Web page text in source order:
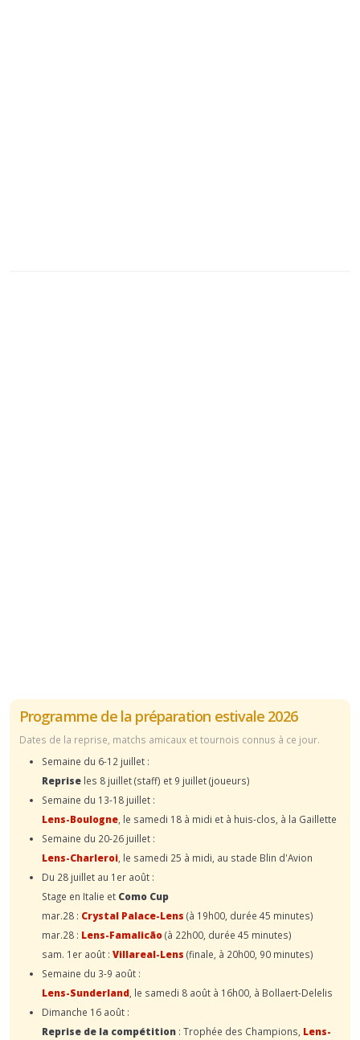
Programme de la préparation estivale 2026
Dates de la reprise, matchs amicaux et tournois connus à ce jour.
Semaine du 6-12 juillet :
Reprise les 8 juillet (staff) et 9 juillet (joueurs)
Semaine du 13-18 juillet :
Lens-Boulogne , le samedi 18 à midi et à huis-clos, à la Gaillette
Semaine du 20-26 juillet :
Lens-Charleroi , le samedi 25 à midi, au stade Blin d'Avion
Du 28 juillet au 1er août :
Stage en Italie et Como Cup
mar.28 : Crystal Palace-Lens (à 19h00, durée 45 minutes)
mar.28 : Lens-Famalicão(à 22h00, durée 45 minutes)
sam. 1er août : Villareal-Lens (finale, à 20h00, 90 minutes)
Semaine du 3-9 août :
Lens-Sunderland , le samedi 8 août à 16h00, à Bollaert-Delelis
Dimanche 16 août :
Reprise de la compétition : Trophée des Champions, Lens-